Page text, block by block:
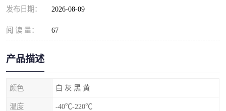
发布日期： 2026-08-09
阅 读 量： 67
产品描述
颜色 白 灰 黑 黄
温度 -40℃-220℃